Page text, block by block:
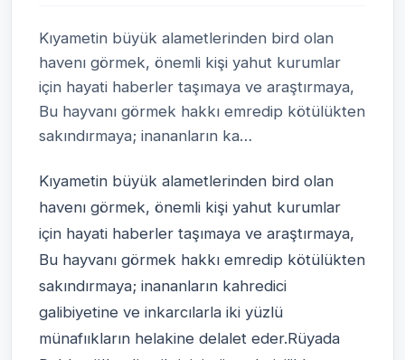
Kıyametin büyük alametlerinden bird olan
havenı görmek, önemli kişi yahut kurumlar
için hayati haberler taşımaya ve araştırmaya,
Bu hayvanı görmek hakkı emredip kötülükten
sakındırmaya; inananların ka…
Kıyametin büyük alametlerinden bird olan
havenı görmek, önemli kişi yahut kurumlar
için hayati haberler taşımaya ve araştırmaya,
Bu hayvanı görmek hakkı emredip kötülükten
sakındırmaya; inananların kahredici
galibiyetine ve inkarcılarla iki yüzlü
münafııkların helakine delalet eder.Rüyada